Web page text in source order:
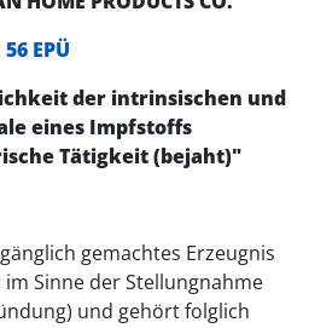
56 EPÜ
der intrinsischen und
eines Impfstoffs
Tätigkeit (bejaht)"
gemachtes Erzeugnis
Sinne der Stellungnahme
und gehört folglich